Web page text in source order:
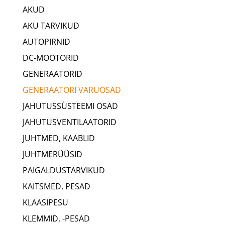
AKUD
AKU TARVIKUD
AUTOPIRNID
DC-MOOTORID
GENERAATORID
GENERAATORI VARUOSAD
JAHUTUSSÜSTEEMI OSAD
JAHUTUSVENTILAATORID
JUHTMED, KAABLID
JUHTMERÜÜSID
PAIGALDUSTARVIKUD
KAITSMED, PESAD
KLAASIPESU
KLEMMID, -PESAD